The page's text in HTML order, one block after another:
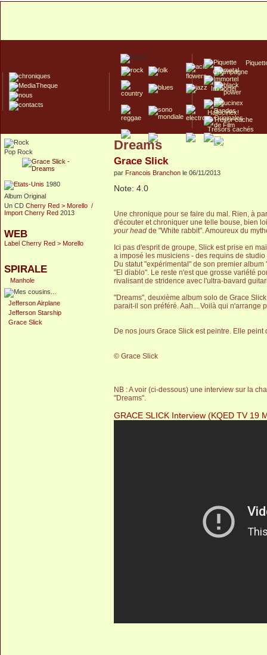
Champagne
Immortel
Hallucinex!
Trésors cachés
Culte/Collector
Pop Rock
1980
Album Original
Un CD Cherry Red > Morello /
Import Cherry Red 2013
WEB
Label Cherry Red > Morello
SPIRALE
Manhole
Jefferson Airplane
Jefferson Starship
Grace Slick
Dreams
Grace Slick
par Francois Branchon le 06/11/2013
Note: 4.0
Une chronique pour se faire du mal. Rien, à
d'écouter et chroniquer une telle bouse, bien
your head de "White rabbit". Amoureux du
Ici pas d'esprit de groupe, Slick est prise en
a imposé les musiciens - des requins de
Du statut "expérimental" de son premier
"El diablo". Le reste n'est que grosse variété
rivalisant de stridence avec l'ultra-bavard
"Dreams", deuxième album solo de Grace
parait-il son préféré. Aah... Voilà qui n'arrange
De nos jours Grace Slick est peintre. Elle peint
© Grace Slick
NB : A voir (ci-dessous) une interview sur la
"Dreams".
GRACE SLICK Interview (KQED TV 19